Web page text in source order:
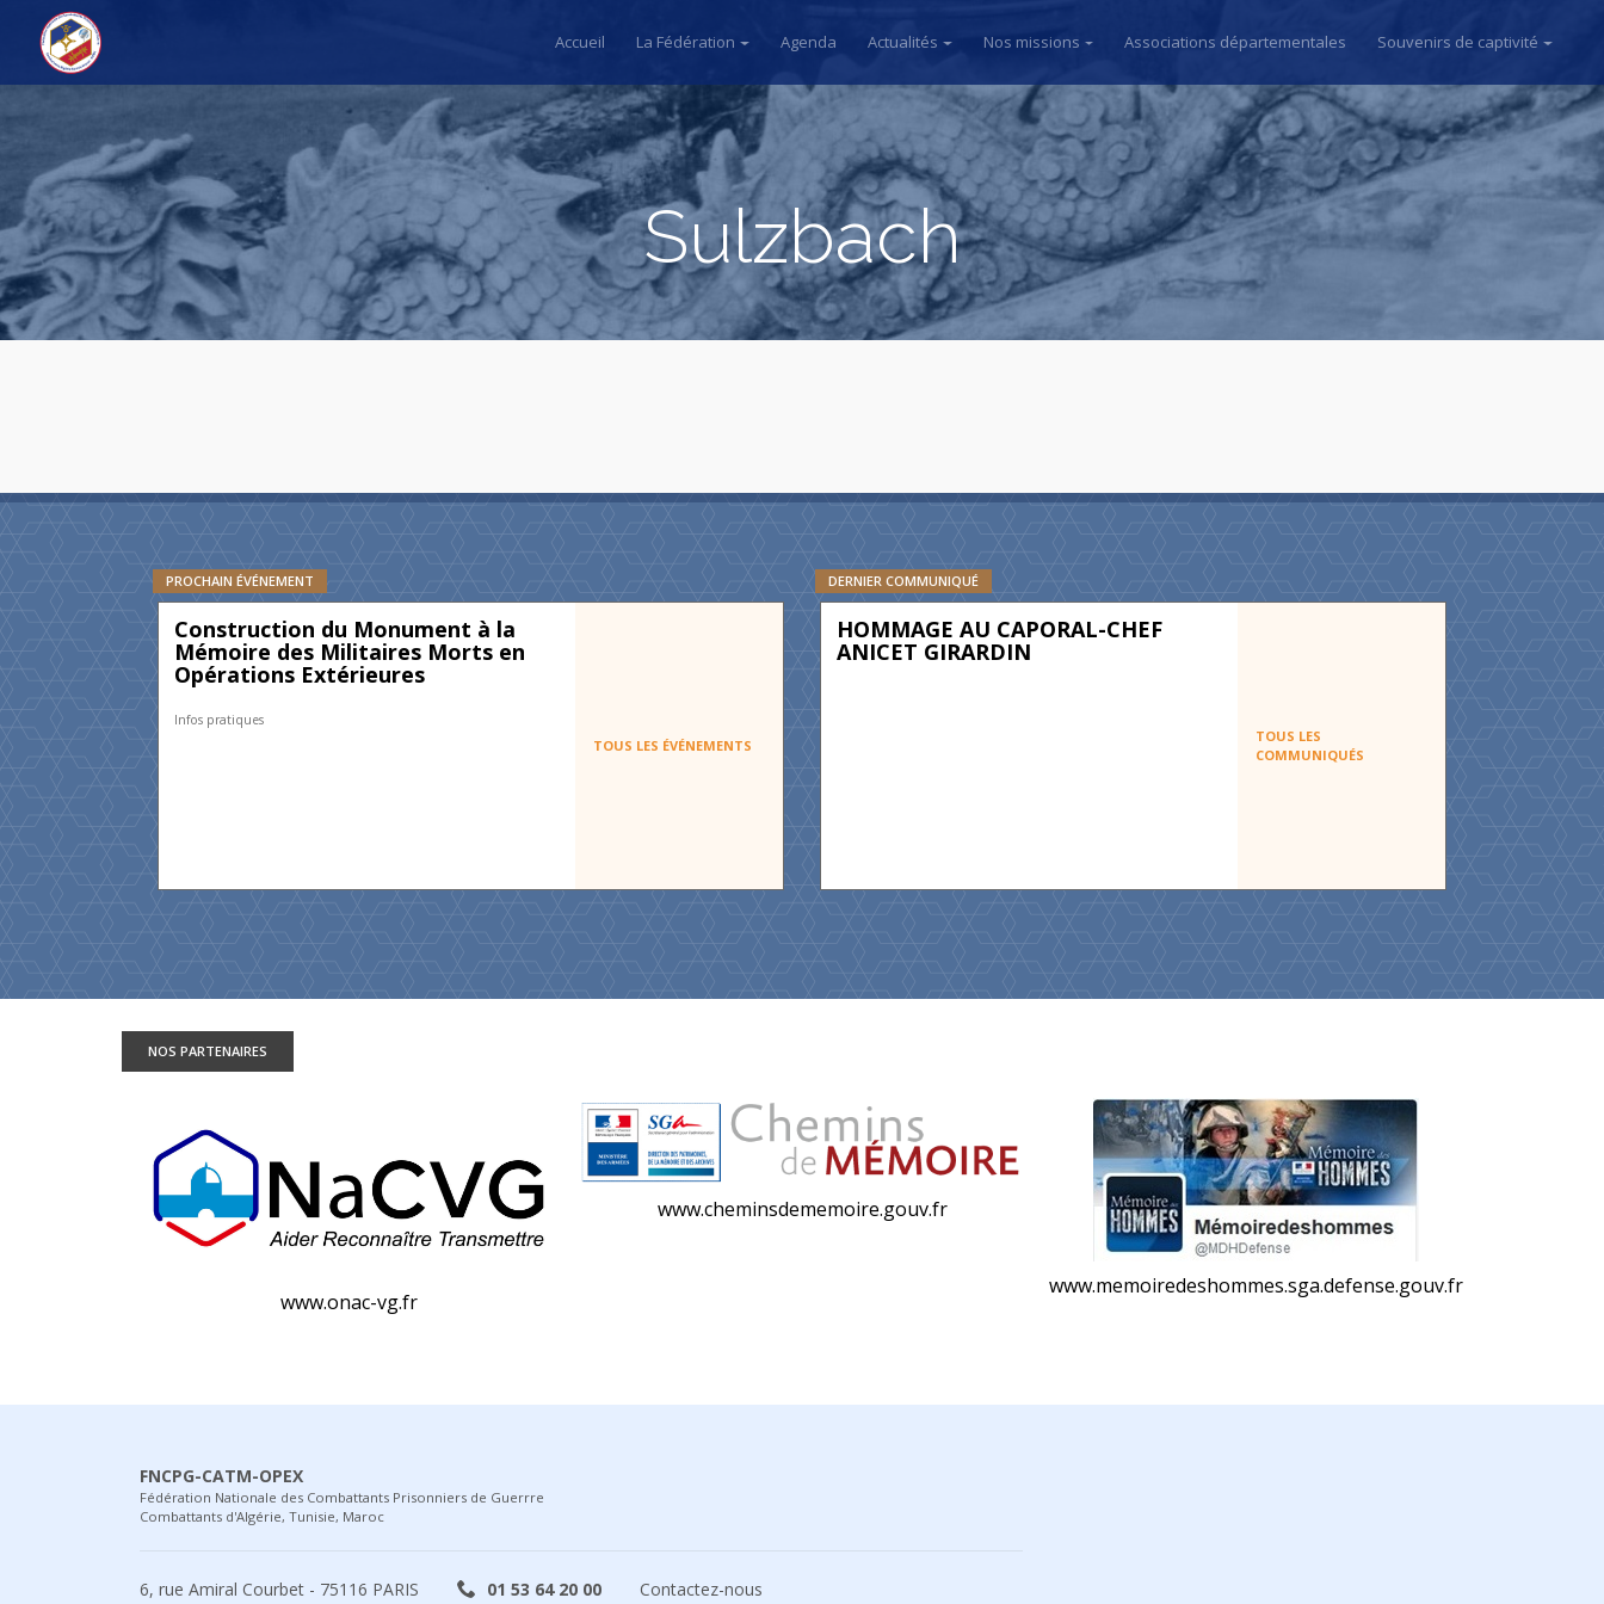
Accueil La Fédération Agenda Actualités Nos missions Associations départementales Souvenirs de captivité
Sulzbach
PROCHAIN ÉVÉNEMENT
Construction du Monument à la
Mémoire des Militaires Morts en
Opérations Extérieures
Infos pratiques
TOUS LES ÉVÉNEMENTS
DERNIER COMMUNIQUÉ
HOMMAGE AU CAPORAL-CHEF
ANICET GIRARDIN
TOUS LES
COMMUNIQUÉS
NOS PARTENAIRES
www.onac-vg.fr
www.cheminsdememoire.gouv.fr
www.memoiredeshommes.sga.defense.gouv.fr
FNCPG-CATM-OPEX
Fédération Nationale des Combattants Prisonniers de Guerrre
Combattants d'Algérie, Tunisie, Maroc
6, rue Amiral Courbet - 75116 PARIS 01 53 64 20 00 Contactez-nous